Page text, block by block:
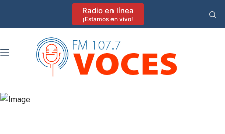
Radio en línea
¡Estamos en vivo!